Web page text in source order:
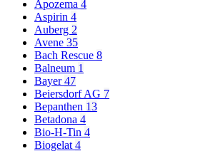
Apozema 4
Aspirin 4
Auberg 2
Avene 35
Bach Rescue 8
Balneum 1
Bayer47
Beiersdorf AG 7
Bepanthen 13
Betadona 4
Bio-H-Tin 4
Biogelat4